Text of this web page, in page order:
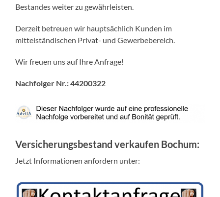
Bestandes weiter zu gewährleisten.
Derzeit betreuen wir hauptsächlich Kunden im
mittelständischen Privat- und Gewerbebereich.
Wir freuen uns auf Ihre Anfrage!
Nachfolger Nr.: 44200322
Versicherungsbestand verkaufen Bochum:
Jetzt Informationen anfordern unter: